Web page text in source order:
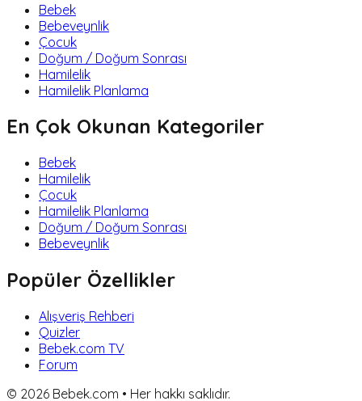
Bebek
Bebeveynlik
Çocuk
Doğum / Doğum Sonrası
Hamilelik
Hamilelik Planlama
En Çok Okunan Kategoriler
Bebek
Hamilelik
Çocuk
Hamilelik Planlama
Doğum / Doğum Sonrası
Bebeveynlik
Popüler Özellikler
Alışveriş Rehberi
Quizler
Bebek.com TV
Forum
© 2026 Bebek.com • Her hakkı saklıdır.